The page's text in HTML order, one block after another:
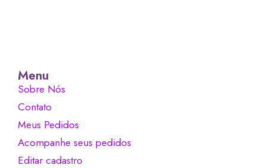
Menu
Sobre Nós
Contato
Meus Pedidos
Acompanhe seus pedidos
Editar cadastro